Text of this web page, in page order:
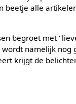
beetje alle
begroet met
namelijk nog
krijgt de